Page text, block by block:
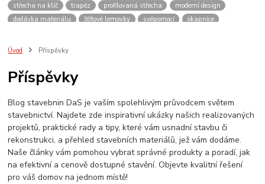
střecha na klíč
trapéz profilovaná střecha
moderní design
dodávka materiálu
šťítové lemovky svépomocí
okapnice
levně
lehká střecha
plechova krytina
blachotrapez
závětrná lišta
návod okraj střechy kraj střechy
olištování
přesah
odkap vody
Úvod Příspěvky
Příspěvky
Blog stavebnin DaS je vaším spolehlivým průvodcem světem
stavebnictví. Najdete zde inspirativní ukázky našich realizovaných
projektů, praktické rady a tipy, které vám usnadní stavbu či
rekonstrukci, a přehled stavebních materiálů, jež vám dodáme.
Naše články vám pomohou vybrat správné produkty a poradí, jak
na efektivní a cenově dostupné stavění. Objevte kvalitní řešení
pro váš domov na jednom místě!